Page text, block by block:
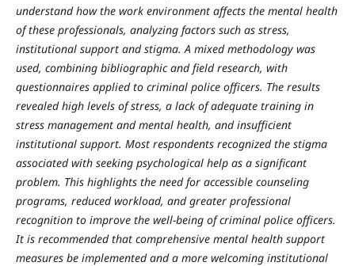
understand how the work environment affects the mental health
of these professionals, analyzing factors such as stress,
institutional support and stigma. A mixed methodology was
used, combining bibliographic and field research, with
questionnaires applied to criminal police officers. The results
revealed high levels of stress, a lack of adequate training in
stress management and mental health, and insufficient
institutional support. Most respondents recognized the stigma
associated with seeking psychological help as a significant
problem. This highlights the need for accessible counseling
programs, reduced workload, and greater professional
recognition to improve the well-being of criminal police officers.
It is recommended that comprehensive mental health support
measures be implemented and a more welcoming institutional